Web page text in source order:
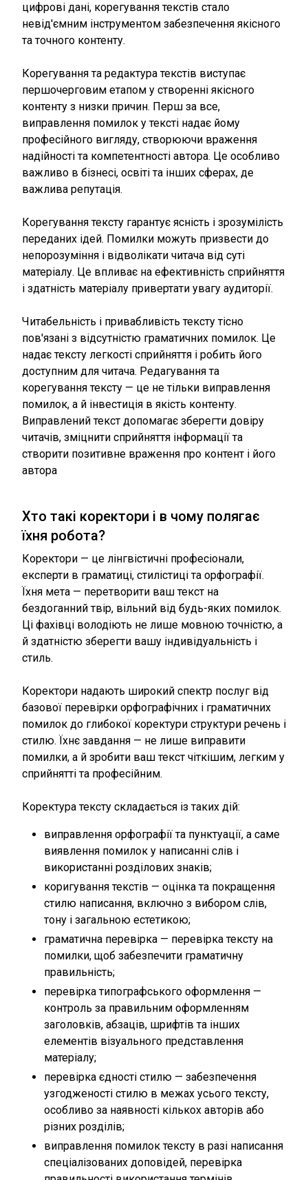
цифрові дані, корегування текстів стало
невід'ємним інструментом забезпечення якісного
та точного контенту.
Корегування та редактура текстів виступає
першочерговим етапом у створенні якісного
контенту з низки причин. Перш за все,
виправлення помилок у тексті надає йому
професійного вигляду, створюючи враження
надійності та компетентності автора. Це особливо
важливо в бізнесі, освіті та інших сферах, де
важлива репутація.
Корегування тексту гарантує ясність і зрозумілість
переданих ідей. Помилки можуть призвести до
непорозуміння і відволікати читача від суті
матеріалу. Це впливає на ефективність сприйняття
і здатність матеріалу привертати увагу аудиторії.
Читабельність і привабливість тексту тісно
пов'язані з відсутністю граматичних помилок. Це
надає тексту легкості сприйняття і робить його
доступним для читача. Редагування та
корегування тексту — це не тільки виправлення
помилок, а й інвестиція в якість контенту.
Виправлений текст допомагає зберегти довіру
читачів, зміцнити сприйняття інформації та
створити позитивне враження про контент і його
автора
Хто такі коректори і в чому полягає
їхня робота?
Коректори — це лінгвістичні професіонали,
експерти в граматиці, стилістиці та орфографії.
Їхня мета — перетворити ваш текст на
бездоганний твір, вільний від будь-яких помилок.
Ці фахівці володіють не лише мовною точністю, а
й здатністю зберегти вашу індивідуальність і
стиль.
Коректори надають широкий спектр послуг від
базової перевірки орфографічних і граматичних
помилок до глибокої коректури структури речень і
стилю. Їхнє завдання — не лише виправити
помилки, а й зробити ваш текст чіткішим, легким у
сприйнятті та професійним.
Коректура тексту складається із таких дій:
виправлення орфографії та пунктуації, а саме
виявлення помилок у написанні слів і
використанні розділових знаків;
коригування текстів — оцінка та покращення
стилю написання, включно з вибором слів,
тону і загальною естетикою;
граматична перевірка — перевірка тексту на
помилки, щоб забезпечити граматичну
правильність;
перевірка типографського оформлення —
контроль за правильним оформленням
заголовків, абзаців, шрифтів та інших
елементів візуального представлення
матеріалу;
перевірка єдності стилю — забезпечення
узгодженості стилю в межах усього тексту,
особливо за наявності кількох авторів або
різних розділів;
виправлення помилок тексту в разі написання
спеціалізованих доповідей, перевірка